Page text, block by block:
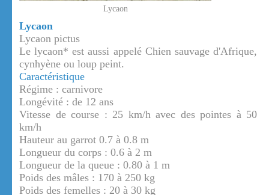
Lycaon
Lycaon
Lycaon pictus
Le lycaon* est aussi appelé Chien sauvage d'Afrique,
cynhyène ou loup peint.
Caractéristique
Régime : carnivore
Longévité : de 12 ans
Vitesse de course : 25 km/h avec des pointes à 50
km/h
Hauteur au garrot 0.7 à 0.8 m
Longueur du corps : 0.6 à 2 m
Longueur de la queue : 0.80 à 1 m
Poids des mâles : 170 à 250 kg
Poids des femelles : 20 à 30 kg